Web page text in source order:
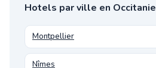
Hotels par ville en Occitanie
Montpellier
Nîmes